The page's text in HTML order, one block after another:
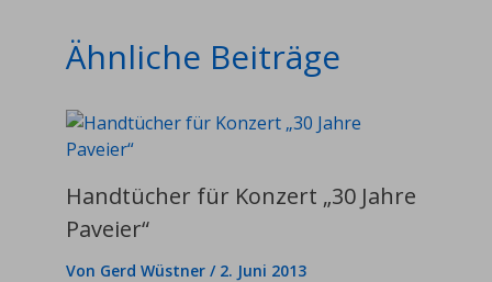
Ähnliche Beiträge
Handtücher für Konzert „30 Jahre
Paveier“
Von Gerd Wüstner / 2. Juni 2013